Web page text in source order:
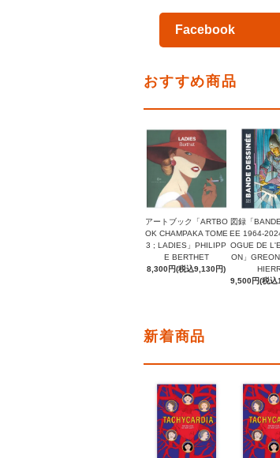
Facebook
おすすめ商品
アートブック「ARTBO
OK CHAMPAKA TOME
3 ; LADIES」PHILIPP
E BERTHET
8,300円(税込9,130円)
図録「
EE 1964-
OGUE DE
ON」
9,500円(税込
新着商品